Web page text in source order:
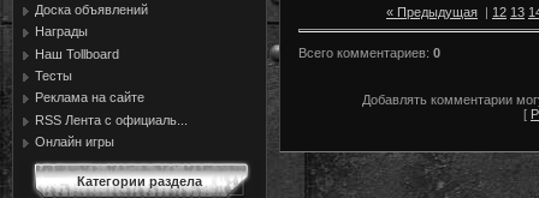
Доска объявлений
Награды
Наш Tollboard
Тесты
Реклама на сайте
RSS Лента с официаль...
Онлайн игры
Категории раздела
« Предыдущая | 12 13
Всего комментариев: 0
Добавлять комментарии
[